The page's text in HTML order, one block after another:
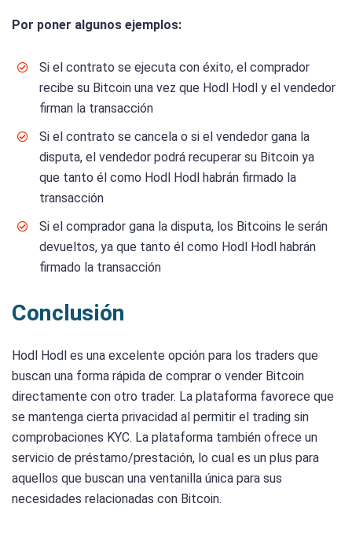
Por poner algunos ejemplos:
Si el contrato se ejecuta con éxito, el comprador
recibe su Bitcoin una vez que Hodl Hodl y el vendedor
firman la transacción
Si el contrato se cancela o si el vendedor gana la
disputa, el vendedor podrá recuperar su Bitcoin ya
que tanto él como Hodl Hodl habrán firmado la
transacción
Si el comprador gana la disputa, los Bitcoins le serán
devueltos, ya que tanto él como Hodl Hodl habrán
firmado la transacción
Conclusión
Hodl Hodl es una excelente opción para los traders que
buscan una forma rápida de comprar o vender Bitcoin
directamente con otro trader. La plataforma favorece que
se mantenga cierta privacidad al permitir el trading sin
comprobaciones KYC. La plataforma también ofrece un
servicio de préstamo/prestación, lo cual es un plus para
aquellos que buscan una ventanilla única para sus
necesidades relacionadas con Bitcoin.